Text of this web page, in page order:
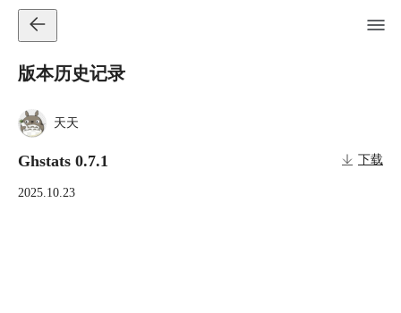
版本历史记录
天天
Ghstats 0.7.1 下载
2025.10.23